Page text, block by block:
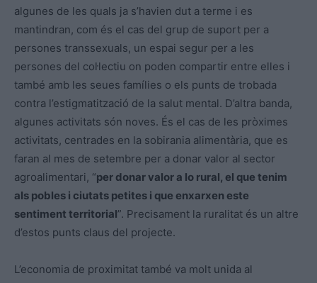
algunes de les quals ja s’havien dut a terme i es
mantindran, com és el cas del grup de suport per a
persones transsexuals, un espai segur per a les
persones del col·lectiu on poden compartir entre elles i
també amb les seues famílies o els punts de trobada
contra l’estigmatització de la salut mental. D’altra banda,
algunes activitats són noves. És el cas de les pròximes
activitats, centrades en la sobirania alimentària, que es
faran al mes de setembre per a donar valor al sector
agroalimentari, “per donar valor a lo rural, el que tenim
als pobles i ciutats petites i que enxarxen este
sentiment territorial”. Precisament la ruralitat és un altre
d’estos punts claus del projecte.
L’economia de proximitat també va molt unida al